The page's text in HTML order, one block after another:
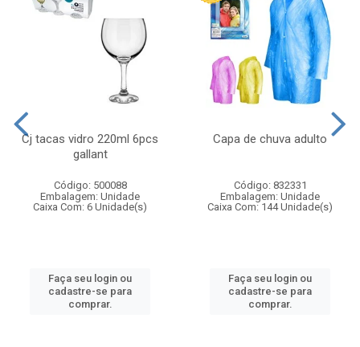
Cj tacas vidro 220ml 6pcs
gallant
Código: 500088
Embalagem: Unidade
Caixa Com: 6 Unidade(s)
Faça seu login ou
cadastre-se para
comprar.
Capa de chuva adulto
Código: 832331
Embalagem: Unidade
Caixa Com: 144 Unidade(s)
Faça seu login ou
cadastre-se para
comprar.